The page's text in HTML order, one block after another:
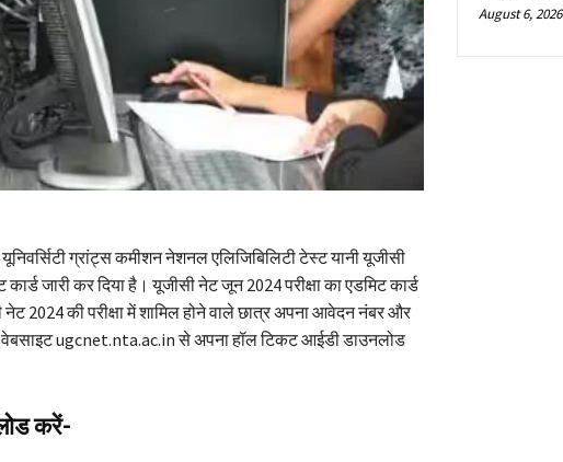
ग्रांट्स कमीशन नेशनल एलिजिबिलिटी टेस्ट यानी यूजीसी
जारी कर दिया है। यूजीसी नेट जून 2024 परीक्षा का एडमिट कार्ड
2024 की परीक्षा में शामिल होने वाले छात्र अपना आवेदन नंबर और
वेबसाइट ugcnet.nta.ac.in से अपना हॉल टिकट आईडी डाउनलोड
करें-
August 6, 2026